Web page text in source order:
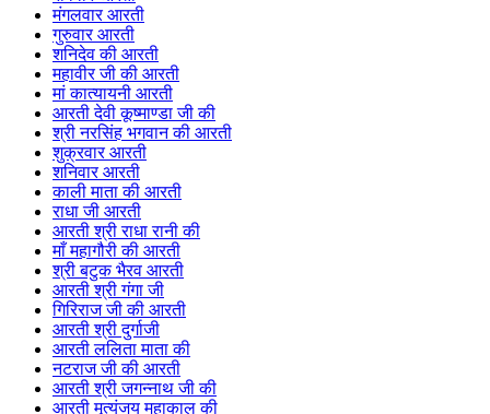
मंगलवार आरती
गुरुवार आरती
शनिदेव की आरती
महावीर जी की आरती
मां कात्यायनी आरती
आरती देवी कूष्माण्डा जी की
श्री नरसिंह भगवान की आरती
शुक्रवार आरती
शनिवार आरती
काली माता की आरती
राधा जी आरती
आरती श्री राधा रानी की
माँ महागौरी की आरती
श्री बटुक भैरव आरती
आरती श्री गंगा जी
गिरिराज जी की आरती
आरती श्री दुर्गाजी
आरती ललिता माता की
नटराज जी की आरती
आरती श्री जगन्नाथ जी की
आरती मृत्युंजय महाकाल की